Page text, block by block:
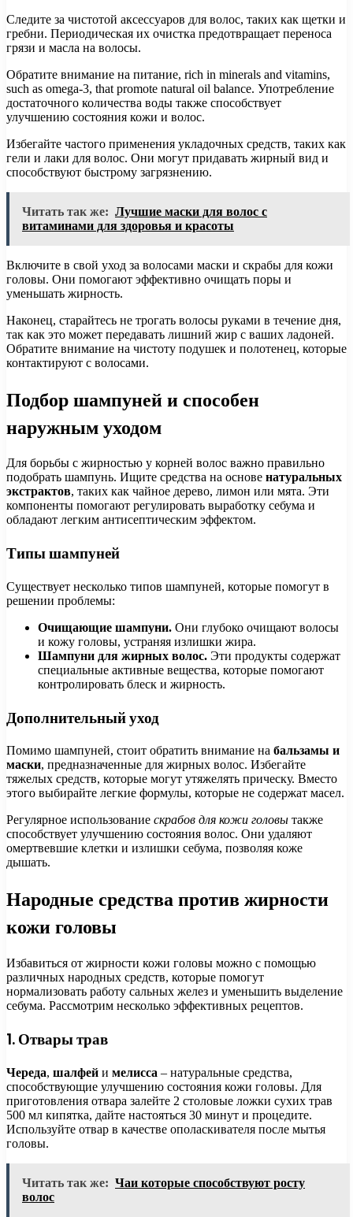
Следите за чистотой аксессуаров для волос, таких как щетки и
гребни. Периодическая их очистка предотвращает переноса
грязи и масла на волосы.
Обратите внимание на питание, rich in minerals and vitamins,
such as omega-3, that promote natural oil balance. Употребление
достаточного количества воды также способствует
улучшению состояния кожи и волос.
Избегайте частого применения укладочных средств, таких как
гели и лаки для волос. Они могут придавать жирный вид и
способствуют быстрому загрязнению.
Читать так же: Лучшие маски для волос с
витаминами для здоровья и красоты
Включите в свой уход за волосами маски и скрабы для кожи
головы. Они помогают эффективно очищать поры и
уменьшать жирность.
Наконец, старайтесь не трогать волосы руками в течение дня,
так как это может передавать лишний жир с ваших ладоней.
Обратите внимание на чистоту подушек и полотенец, которые
контактируют с волосами.
Подбор шампуней и способен
наружным уходом
Для борьбы с жирностью у корней волос важно правильно
подобрать шампунь. Ищите средства на основе натуральных
экстрактов, таких как чайное дерево, лимон или мята. Эти
компоненты помогают регулировать выработку себума и
обладают легким антисептическим эффектом.
Типы шампуней
Существует несколько типов шампуней, которые помогут в
решении проблемы:
Очищающие шампуни. Они глубоко очищают волосы
и кожу головы, устраняя излишки жира.
Шампуни для жирных волос. Эти продукты содержат
специальные активные вещества, которые помогают
контролировать блеск и жирность.
Дополнительный уход
Помимо шампуней, стоит обратить внимание на бальзамы и
маски, предназначенные для жирных волос. Избегайте
тяжелых средств, которые могут утяжелять прическу. Вместо
этого выбирайте легкие формулы, которые не содержат масел.
Регулярное использование скрабов для кожи головы также
способствует улучшению состояния волос. Они удаляют
омертвевшие клетки и излишки себума, позволяя коже
дышать.
Народные средства против жирности
кожи головы
Избавиться от жирности кожи головы можно с помощью
различных народных средств, которые помогут
нормализовать работу сальных желез и уменьшить выделение
себума. Рассмотрим несколько эффективных рецептов.
1. Отвары трав
Череда, шалфей и мелисса – натуральные средства,
способствующие улучшению состояния кожи головы. Для
приготовления отвара залейте 2 столовые ложки сухих трав
500 мл кипятка, дайте настояться 30 минут и процедите.
Используйте отвар в качестве ополаскивателя после мытья
головы.
Читать так же: Чаи которые способствуют росту
волос